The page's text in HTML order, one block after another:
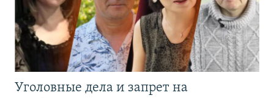
Уголовные дела и запрет на